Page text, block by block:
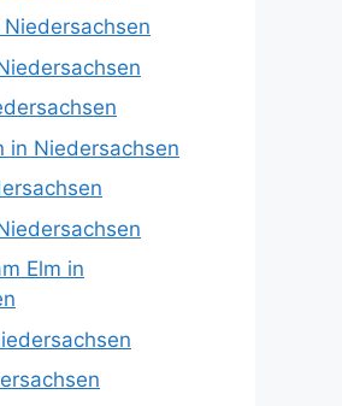
in Niedersachsen
Elm in